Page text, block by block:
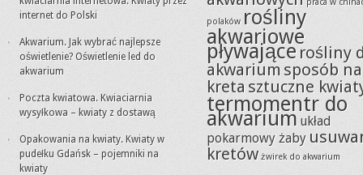
internet do Polski
Akwarium. Jak wybrać najlepsze
oświetlenie? Oświetlenie led do
akwarium
Poczta kwiatowa. Kwiaciarnia
wysyłkowa – kwiaty z dostawą
Opakowania na kwiaty. Kwiaty w
pudełku Gdańsk – pojemniki na
kwiaty
polaków rośliny
akwariowe
pływające rośliny
akwarium sposób na
kreta sztuczne
termomentr do
akwarium układ
pokarmowy żaby
kretów żwirek do akwarium